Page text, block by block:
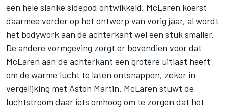
een hele slanke sidepod ontwikkeld. McLaren koerst
daarmee verder op het ontwerp van vorig jaar, al wordt
het bodywork aan de achterkant wel een stuk smaller.
De andere vormgeving zorgt er bovendien voor dat
McLaren aan de achterkant een grotere uitlaat heeft
om de warme lucht te laten ontsnappen, zeker in
vergelijking met Aston Martin. McLaren stuwt de
luchtstroom daar iets omhoog om te zorgen dat het